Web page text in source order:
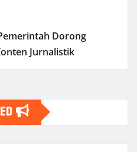
Dorong
Jurnalistik